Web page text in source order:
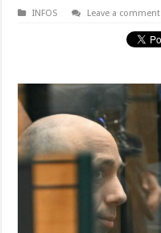
INFOS Leave a comment